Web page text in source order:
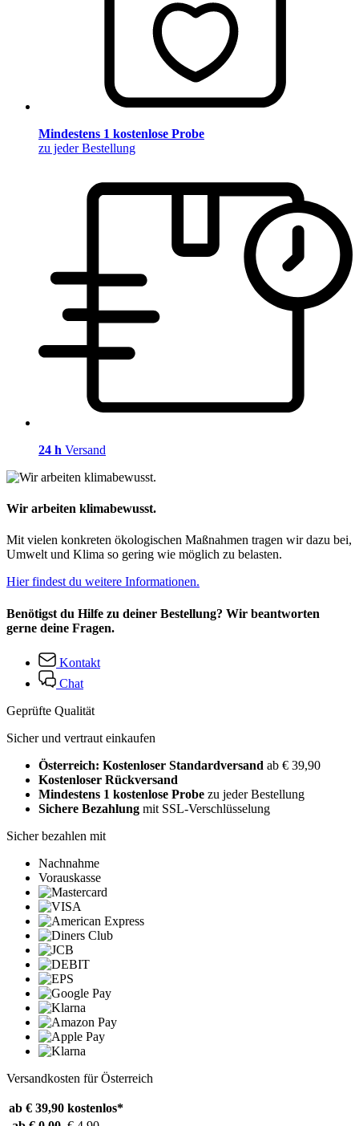
Mindestens 1 kostenlose Probe
zu jeder Bestellung
24 h Versand
Wir arbeiten klimabewusst.
Mit vielen konkreten ökologischen Maßnahmen tragen wir dazu bei,
Umwelt und Klima so gering wie möglich zu belasten.
Hier findest du weitere Informationen.
Benötigst du Hilfe zu deiner Bestellung? Wir beantworten
gerne deine Fragen.
Kontakt
Chat
Geprüfte Qualität
Sicher und vertraut einkaufen
Österreich: Kostenloser Standardversand ab € 39,90
Kostenloser Rückversand
Mindestens 1 kostenlose Probe zu jeder Bestellung
Sichere Bezahlung mit SSL-Verschlüsselung
Sicher bezahlen mit
Nachnahme
Vorauskasse
Versandkosten für Österreich
ab € 39,90 kostenlos*